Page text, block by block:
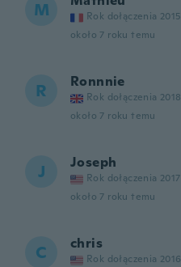
M Rok dołączenia 2015
około 7 roku temu
R Ronnnie
Rok dołączenia 2018
około 7 roku temu
J Joseph
Rok dołączenia 2017
około 7 roku temu
C chris
Rok dołączenia 2016